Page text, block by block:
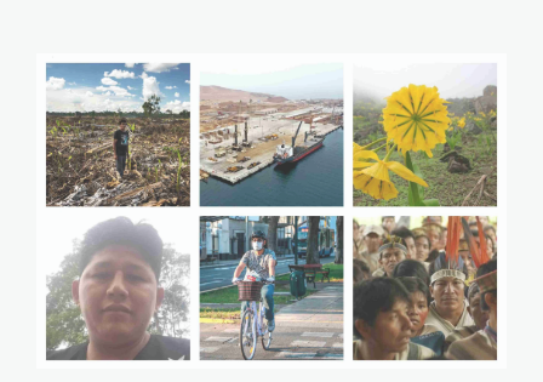
sucesos ambientales
del 2020 – spda